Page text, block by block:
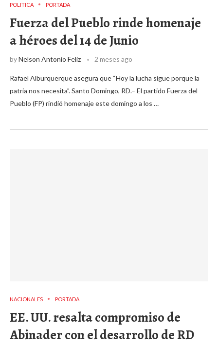
POLITICA PORTADA
Fuerza del Pueblo rinde homenaje
a héroes del 14 de Junio
byNelson Antonio Feliz 2 meses ago
Rafael Alburquerque asegura que “Hoy la lucha sigue porque la
patria nos necesita”. Santo Domingo, RD.– El partido Fuerza del
Pueblo (FP) rindió homenaje este domingo a los …
NACIONALES PORTADA
EE. UU. resalta compromiso de
Abinader con el desarrollo de RD